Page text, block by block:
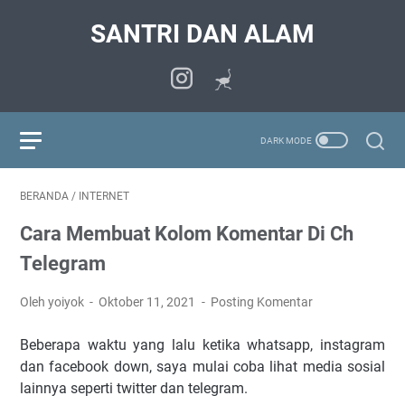
SANTRI DAN ALAM
BERANDA / INTERNET
Cara Membuat Kolom Komentar Di Ch
Telegram
Oleh yoiyok Oktober 11, 2021 Posting Komentar
Beberapa waktu yang lalu ketika whatsapp, instagram
dan facebook down, saya mulai coba lihat media sosial
lainnya seperti twitter dan telegram.